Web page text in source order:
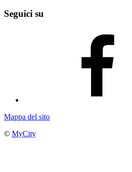
Seguici su
Mappa del sito
© MyCity